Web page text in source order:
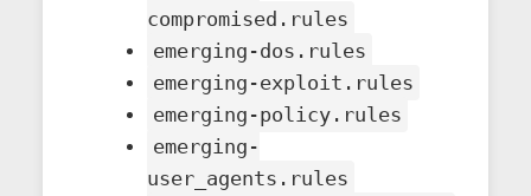
compromised.rules
emerging-dos.rules
emerging-exploit.rules
emerging-policy.rules
emerging-
user_agents.rules